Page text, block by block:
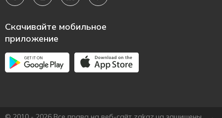
Скачивайте мобильное
приложение